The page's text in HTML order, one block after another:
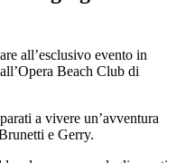
all’esclusivo evento in
Beach Club di
a vivere un’avventura
e Gerry.